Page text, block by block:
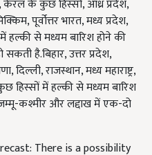
केरल के कुछ हिस्सों, आंध्र प्रदेश,
पूर्वोत्तर भारत, मध्य प्रदेश,
से मध्यम बारिश होने की
है.बिहार, उत्तर प्रदेश,
दिल्ली, राजस्थान, मध्य महाराष्ट्र,
हिस्सों में हल्की से मध्यम बारिश
कश्मीर और लद्दाख में एक-दो
There is a possibility